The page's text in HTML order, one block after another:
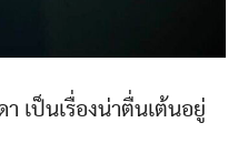
เป็นเรื่องน่าตื่นเต้นอยู่